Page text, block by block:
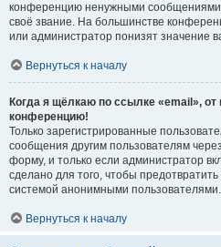
конференцию ненужными сообщениями
своё звание. На большинстве
или администратор понизят значение
Вернуться к началу
Когда я щёлкаю по ссылке «email», от
конференцию!
Только зарегистрированные
сообщения другим пользователям
форму, и только если администратор
сделано для того, чтобы
системой анонимными пользователями.
Вернуться к началу